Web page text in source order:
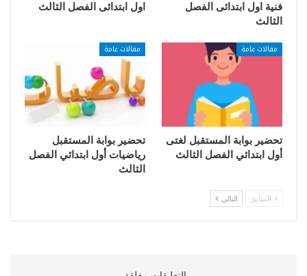
فنية اول ابتدائى الفصل
الثالث
اول ابتدائى الفصل الثالث
مقالات عامة
تحضير بوابة المستقبل لغتى
أول ابتدائي الفصل الثالث
مقالات عامة
تحضير بوابة المستقبل
رياضيات أول ابتدائي الفصل
الثالث
السابق التالي